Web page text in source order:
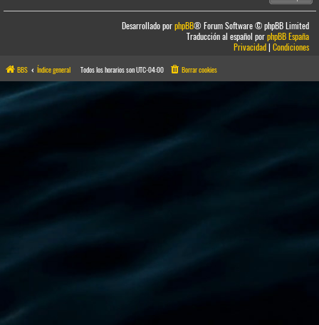
Desarrollado porphpBB® Forum Software © phpBB Limited
Traducción al español porphpBB España
Privacidad|Condiciones
BBS Índice general Todos los horarios sonUTC-04:00 Borrar cookies